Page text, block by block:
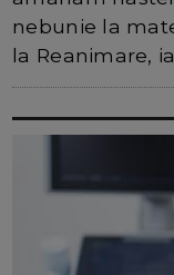
nebunie la
la Reanimare,